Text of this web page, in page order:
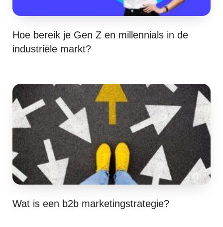
Hoe bereik je Gen Z en millennials in de
industriële markt?
Wat is een b2b marketingstrategie?